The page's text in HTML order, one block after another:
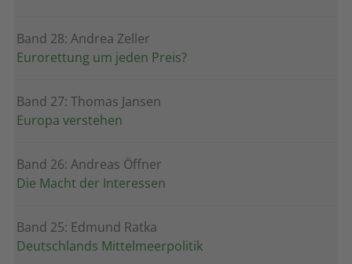
Band 28: Andrea Zeller
Eurorettung um jeden Preis?
Band 27: Thomas Jansen
Europa verstehen
Band 26: Andreas Öffner
Die Macht der Interessen
Band 25: Edmund Ratka
Deutschlands Mittelmeerpolitik